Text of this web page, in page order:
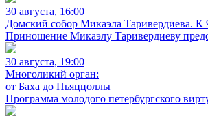
30 августа, 16:00
Домский собор Микаэла Таривердиева. К
Приношение Микаэлу Таривердиеву
30 августа, 19:00
Многоликий орган:
от Баха до Пьяццоллы
Программа молодого петербургского